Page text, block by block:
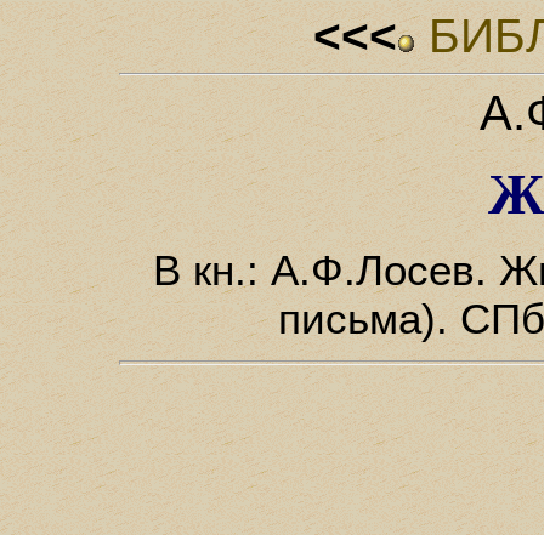
<<<
В кн.: А.Ф.Лосев.
письма).